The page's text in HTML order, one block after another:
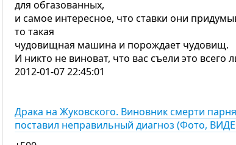
для обгазованных,
и самое интересное, что ставки они
то такая
чудовищная машина и порождает чудовищ.
И никто не виноват, что вас съели это
2012-01-07 22:45:01
Драка на Жуковского. Виновник смерти
поставил неправильный диагноз (Фото,